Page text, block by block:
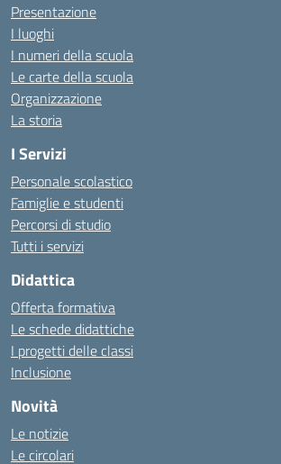
Presentazione
I luoghi
I numeri della scuola
Le carte della scuola
Organizzazione
La storia
I Servizi
Personale scolastico
Famiglie e studenti
Percorsi di studio
Tutti i servizi
Didattica
Offerta formativa
Le schede didattiche
I progetti delle classi
Inclusione
Novità
Le notizie
Le circolari